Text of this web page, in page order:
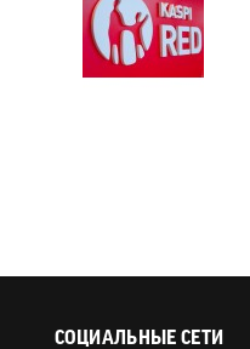
СОЦИАЛЬНЫЕ СЕТИ